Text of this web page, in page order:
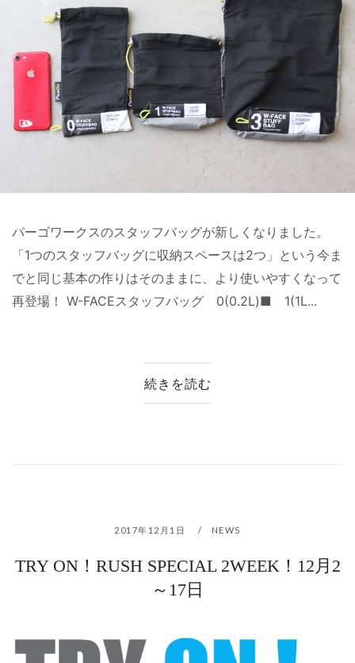
パーゴワークスのスタッフバッグが新しくなりました。
「1つのスタッフバッグに収納スペースは2つ」という今ま
でと同じ基本の作りはそのままに、より使いやすくなって
再登場！ W-FACEスタッフバッグ 0(0.2L)■ 1(1L...
続きを読む
2017年12月1日 NEWS
TRY ON！RUSH SPECIAL 2WEEK！12月2
～17日